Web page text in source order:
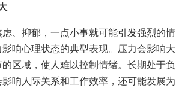
、抑郁，一点小事就可能引发强烈的情
响心理状态的典型表现。压力会影响大
区域，使人难以控制情绪。长期处于负
响人际关系和工作效率，还可能发展为